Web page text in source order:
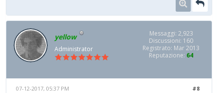
yellow
Administrator
Messaggi: 2,923
Discussioni: 160
Registrato: Mar 2013
Reputazione: 64
#8
07-12-2017, 05:37 PM